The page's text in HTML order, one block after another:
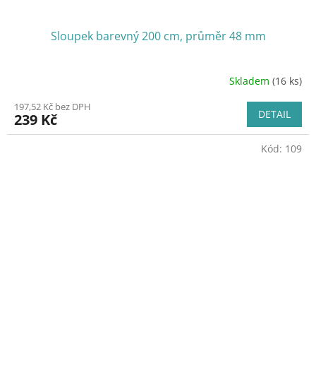
Sloupek barevný 200 cm, průměr 48 mm
Skladem (16 ks)
197,52 Kč bez DPH
239 Kč DETAIL
Kód: 109